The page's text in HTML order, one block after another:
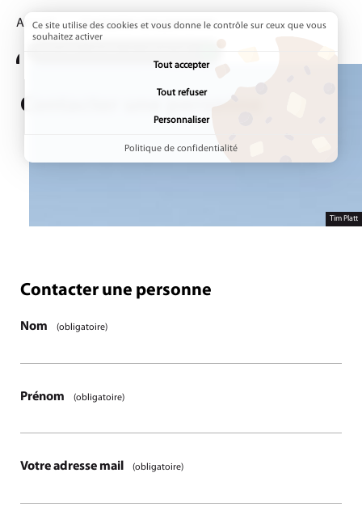
Accueil Page active :
Contacter une personne
Tim Platt
Contacter une personne
Étape1/1
Contacter une personne
Nom (obligatoire)
Prénom (obligatoire)
Votre adresse mail (obligatoire)
Ce site utilise des cookies et vous donne le contrôle sur ceux que vous
souhaitez activer
Tout accepter
Tout refuser
Personnaliser
Politique de confidentialité